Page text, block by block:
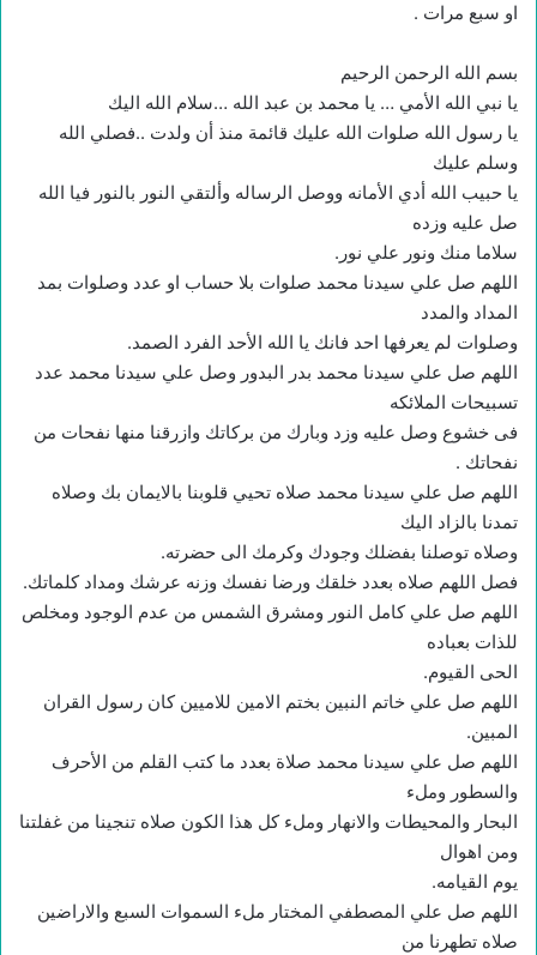
او سبع مرات .
بسم الله الرحمن الرحيم
يا نبي الله الأمي … يا محمد بن عبد الله …سلام الله اليك
يا رسول الله صلوات الله عليك قائمة منذ أن ولدت ..فصلي الله
وسلم عليك
يا حبيب الله أدي الأمانه ووصل الرساله وألتقي النور بالنور فيا الله
صل عليه وزده
سلاما منك ونور علي نور.
اللهم صل علي سيدنا محمد صلوات بلا حساب او عدد وصلوات بمد
المداد والمدد
وصلوات لم يعرفها احد فانك يا الله الأحد الفرد الصمد.
اللهم صل علي سيدنا محمد بدر البدور وصل علي سيدنا محمد عدد
تسبيحات الملائكه
فى خشوع وصل عليه وزد وبارك من بركاتك وازرقنا منها نفحات من
نفحاتك .
اللهم صل علي سيدنا محمد صلاه تحيي قلوبنا بالايمان بك وصلاه
تمدنا بالزاد اليك
وصلاه توصلنا بفضلك وجودك وكرمك الى حضرته.
فصل اللهم صلاه بعدد خلقك ورضا نفسك وزنه عرشك ومداد كلماتك.
اللهم صل علي كامل النور ومشرق الشمس من عدم الوجود ومخلص
للذات بعباده
الحى القيوم.
اللهم صل علي خاتم النبين بختم الامين للاميين كان رسول القران
المبين.
اللهم صل علي سيدنا محمد صلاة بعدد ما كتب القلم من الأحرف
والسطور وملء
البحار والمحيطات والانهار وملء كل هذا الكون صلاه تنجينا من غفلتنا
ومن اهوال
يوم القيامه.
اللهم صل علي المصطفي المختار ملء السموات السبع والاراضين
صلاه تطهرنا من